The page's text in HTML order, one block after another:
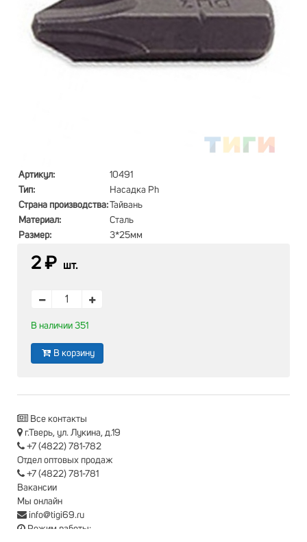
Артикул:
10491
Тип:
Насадка Ph
Страна производства:Тайвань
Материал:
Сталь
Размер:
3*25мм
2 ₽ шт.
В наличии 351
В корзину
Все контакты
г.Тверь, ул. Лукина, д.19
+7 (4822) 781-782
Отдел оптовых продаж
+7 (4822) 781-781
Вакансии
Мы онлайн
info@tigi69.ru
Режим работы: